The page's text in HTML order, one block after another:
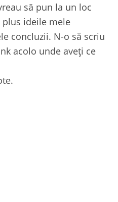
să pun la un loc
plus ideile mele
concluzii. N-o să scriu
acolo unde aveți ce